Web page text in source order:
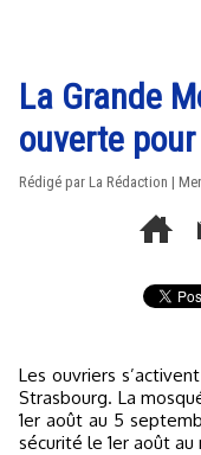
La Grande
ouverte
Rédigé par La Rédaction |
Les ouvriers s’activent dans la Grande Mosquée du Heyritz à
Strasbourg. La
1er août au 5
sécurité le 1er août